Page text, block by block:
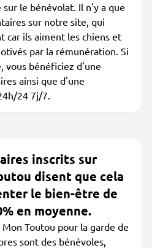
le bénévolat. Il n'y a que
sur notre site, qui
car ils aiment les chiens et
par la rémunération. Si
vous bénéficiez d'une
ainsi que d'une
24 7j/7.
inscrits sur
disent que cela
le bien-être de
en moyenne.
Toutou pour la garde de
sont des bénévoles,